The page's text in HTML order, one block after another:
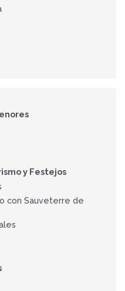
y Festejos
con Sauveterre de